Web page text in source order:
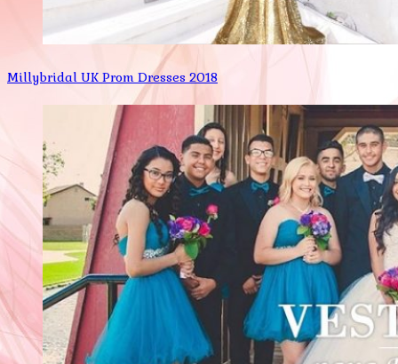
Millybridal UK Prom Dresses 2018